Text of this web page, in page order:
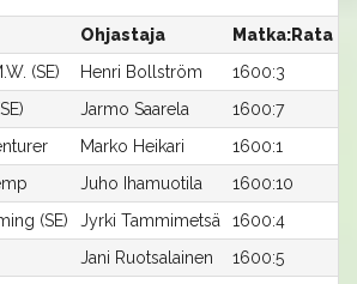
Ohjastaja Matka:Rata
(SE) Henri Bollström 1600:3
Jarmo Saarela 1600:7
Marko Heikari 1600:1
Juho Ihamuotila 1600:10
(SE) Jyrki Tammimetsä 1600:4
Jani Ruotsalainen 1600:5